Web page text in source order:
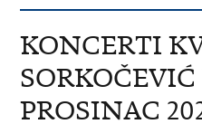
KONCERTI
PROSINAC